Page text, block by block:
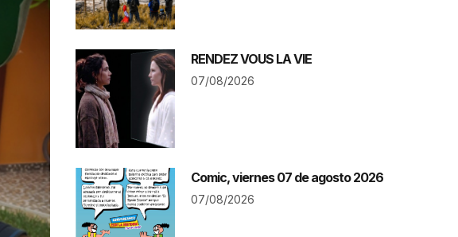
RENDEZ VOUS LA VIE
07/08/2026
Comic, viernes 07 de agosto 2026
07/08/2026